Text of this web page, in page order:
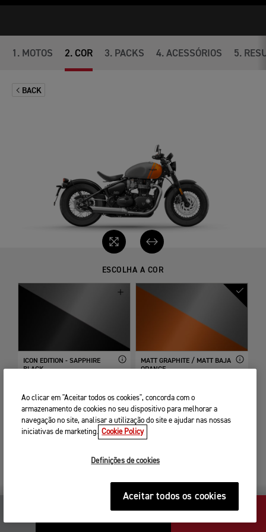
1 . MOTOS 2. COR 3. PACKS 4. ACESSÓRIOS 5.
BACK
ESCOLHA A COR
ICON EDITION - SAPPHIRE
BLACK...
MATT GRAPHITE / MATT BAJA
ORANGE
PASSO
Ao clicar em "Aceitar todos os cookies", concorda com o
armazenamento de cookies no seu dispositivo para melhorar a
navegação no site, analisar a utilização do site e ajudar nas nossas
iniciativas de marketing. Cookie Policy
Definições de cookies
Aceitar todos os cookies